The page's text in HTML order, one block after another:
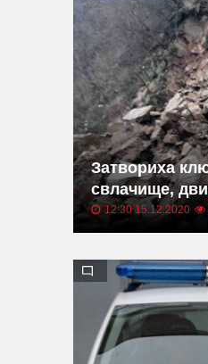
Затвориха
свлачище,
12:30 15.12.2020